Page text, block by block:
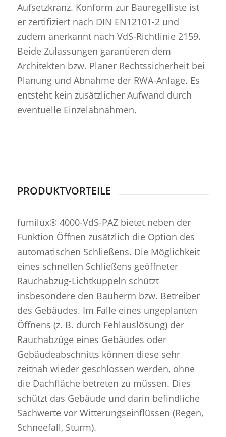
Aufsetzkranz. Konform zur Bauregelliste ist
er zertifiziert nach DIN EN12101-2 und
zudem anerkannt nach VdS-Richtlinie 2159.
Beide Zulassungen garantieren dem
Architekten bzw. Planer Rechtssicherheit bei
Planung und Abnahme der RWA-Anlage. Es
entsteht kein zusätzlicher Aufwand durch
eventuelle Einzelabnahmen.
PRODUKTVORTEILE
fumilux® 4000-VdS-PAZ bietet neben der
Funktion Öffnen zusätzlich die Option des
automatischen Schließens. Die Möglichkeit
eines schnellen Schließens geöffneter
Rauchabzug-Lichtkuppeln schützt
insbesondere den Bauherrn bzw. Betreiber
des Gebäudes. Im Falle eines ungeplanten
Öffnens (z. B. durch Fehlauslösung) der
Rauchabzüge eines Gebäudes oder
Gebäudeabschnitts können diese sehr
zeitnah wieder geschlossen werden, ohne
die Dachfläche betreten zu müssen. Dies
schützt das Gebäude und darin befindliche
Sachwerte vor Witterungseinflüssen (Regen,
Schneefall, Sturm).